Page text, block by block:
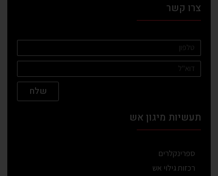
צרו קשר
שלח
תעשיות מיגון אש
ספרינקלרים
רכזות גילוי אש